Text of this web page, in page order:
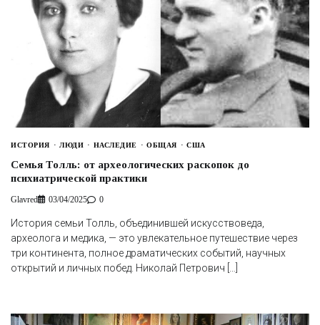
ИСТОРИЯ ЛЮДИ НАСЛЕДИЕ ОБЩАЯ США
Семья Толль: от археологических раскопок до
психиатрической практики
Glavred 03/04/2025 0
История семьи Толль, объединившей искусствоведа,
археолога и медика, — это увлекательное путешествие через
три континента, полное драматических событий, научных
открытий и личных побед. Николай Петрович […]